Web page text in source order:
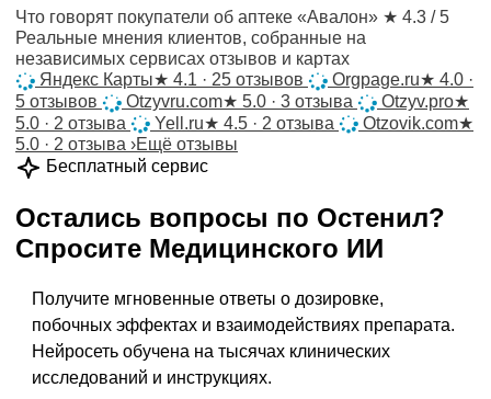
Что говорят покупатели об аптеке «Авалон» ★ 4.3 / 5
Реальные мнения клиентов, собранные на
независимых сервисах отзывов и картах
Яндекс Карты★ 4.1 · 25 отзывов Orgpage.ru★ 4.0 ·
5 отзывов
Otzyvru.com★ 5.0 · 3 отзыва Otzyv.pro★
5.0 · 2 отзыва
Yell.ru★ 4.5 · 2 отзыва Otzovik.com★
5.0 · 2 отзыва ›Ещё отзывы
Бесплатный сервис
Остались вопросы по Остенил?
Спросите Медицинского ИИ
Получите мгновенные ответы о дозировке,
побочных эффектах и взаимодействиях препарата.
Нейросеть обучена на тысячах клинических
исследований и инструкциях.